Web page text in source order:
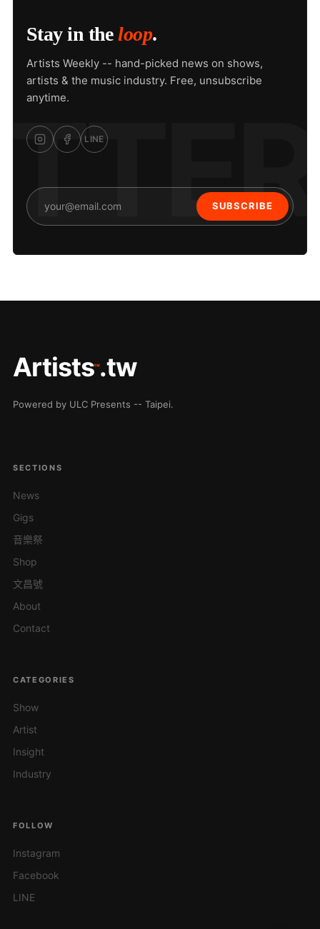
Stay in theloop.
Artists Weekly -- hand-picked news on shows,
artists & the music industry. Free, unsubscribe
anytime.
LINE
SUBSCRIBE
Artists™.tw
Powered by ULC Presents -- Taipei.
SECTIONS
News
Gigs
音樂祭
Shop
文昌號
About
Contact
CATEGORIES
Show
Artist
Insight
Industry
FOLLOW
Instagram
Facebook
LINE